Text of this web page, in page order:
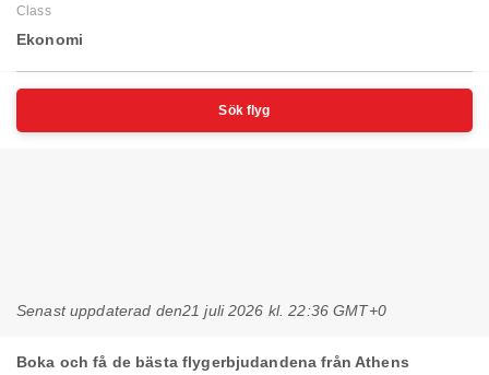
Class
Ekonomi
Sök flyg
Senast uppdaterad den21 juli 2026 kl. 22:36 GMT+0
Boka och få de bästa flygerbjudandena från Athens